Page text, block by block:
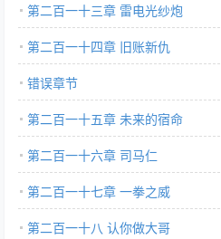
第二百一十三章 雷电光纱炮
第二百一十四章 旧账新仇
错误章节
第二百一十五章 未来的宿命
第二百一十六章 司马仁
第二百一十七章 一拳之威
第二百一十八 认你做大哥